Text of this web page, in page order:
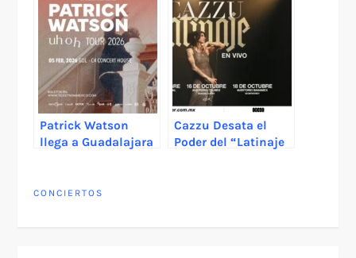
Patrick Watson
llega a Guadalajara
Cazzu Desata el
Poder del “Latinaje
CONCIERTOS